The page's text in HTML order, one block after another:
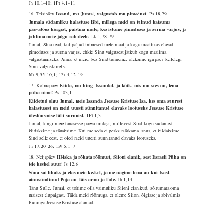
Jh 10,1–10; 1Pt 4,1–11
16. TeisipäevIssand, mu Jumal, valgustab mu pimedust.Ps 18,29
Jumala südamliku halastuse läbi, millega meid on tulnud katsuma
päevatõus kõrgest, paistma meile, kes istume pimeduses ja surma varjus, ja
juhtima meie jalgu rahuteele.Lk 1,78–79
Jumal, Sina tead, kui paljud inimesed meie maal ja kogu maailmas elavad
pimeduses ja surma varjus, ehkki Sinu valgusest jätkub kogu maailma
valgustamiseks. Anna, et meie, kes Sind tunneme, oleksime iga päev kellelegi
Sinu valguskiireks.
Mt 9,35–10,1; 1Pt 4,12–19
17. KolmapäevKiida, mu hing, Issandat, ja kõik, mis mu sees on, tema
püha nime!Ps 103,1
Kiidetud olgu Jumal, meie Issanda Jeesuse Kristuse Isa, kes oma suurest
halastusest on meid uuesti sünnitanud elavaks lootuseks Jeesuse Kristuse
ülestõusmise läbi surnuist. 1Pt 1,3
Jumal, kingi meie tänasesse päeva midagi, mille eest Sind kogu südamest
kiidaksime ja tänaksime. Kui me seda ei peaks märkama, anna, et kiidaksime
Sind selle eest, et oled meid uuesti sünnitanud elavaks lootuseks.
Jh 17,20–26; 1Pt 5,1–7
18. NeljapäevHõiska ja rõkata rõõmust, Siioni elanik, sest Iisraeli Püha on
teie keskel suur!Js 12,6
Sõna sai lihaks ja elas meie keskel, ja me nägime tema au kui Isast
ainusündinud Poja au, täis armu ja tõde.Jh 1,14
Tänu Sulle, Jumal, et tohime olla vaimuliku Siioni elanikud, sõltumata oma
maisest elupaigast. Täida meid rõõmuga, et oleme Siioni õiglase ja abivalmis
Kuninga Jeesuse Kristuse alamad.